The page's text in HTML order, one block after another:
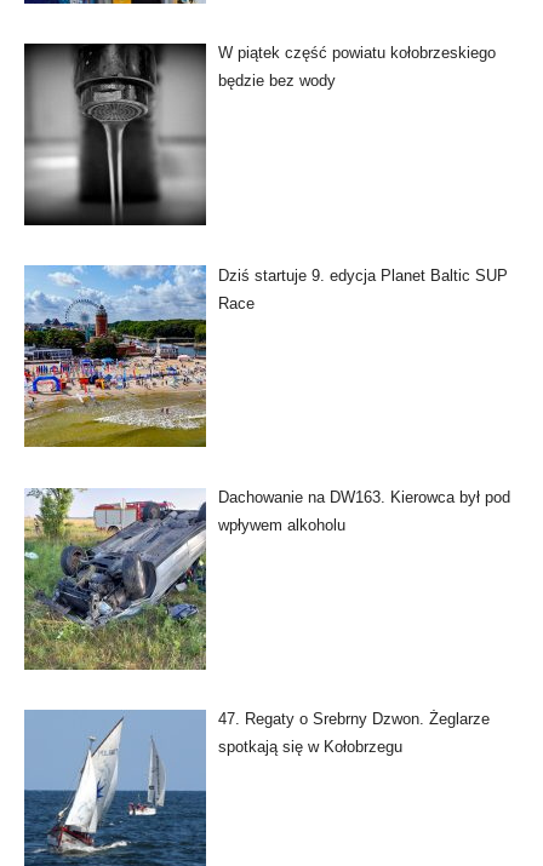
W piątek część powiatu kołobrzeskiego
będzie bez wody
Dziś startuje 9. edycja Planet Baltic SUP
Race
Dachowanie na DW163. Kierowca był pod
wpływem alkoholu
47. Regaty o Srebrny Dzwon. Żeglarze
spotkają się w Kołobrzegu